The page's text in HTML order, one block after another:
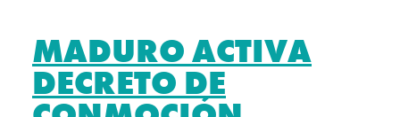
MADURO ACTIVA
DECRETO DE